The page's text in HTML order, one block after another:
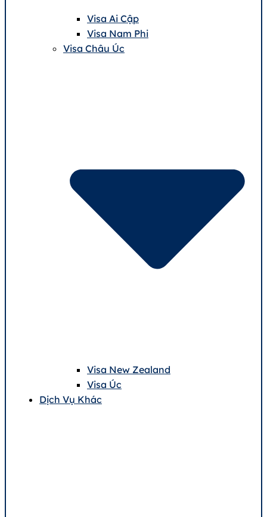
Visa Ai Cập
Visa Nam Phi
Visa Châu Úc
Visa New Zealand
Visa Úc
Dịch Vụ Khác